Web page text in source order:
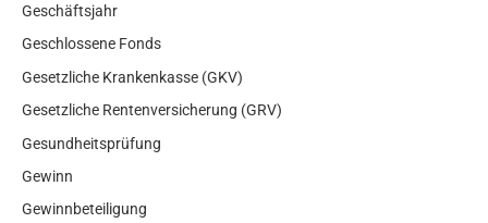
Geschäftsjahr
Geschlossene Fonds
Gesetzliche Krankenkasse (GKV)
Gesetzliche Rentenversicherung (GRV)
Gesundheitsprüfung
Gewinn
Gewinnbeteiligung